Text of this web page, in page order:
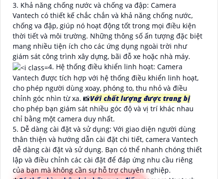
3. Khả năng chống nước và chống va đập: Camera
Vantech có thiết kế chắc chắn và khả năng chống nước,
chống va đập, giúp nó hoạt động tốt trong mọi điều kiện
thời tiết và môi trường. Những thông số ấn tượng đặc biệt
mang nhiều tiện ích cho các ứng dụng ngoài trời như
giám sát công trình xây dựng, bãi đỗ xe hoặc nhà máy.
4. Hệ thống điều khiển linh hoạt: Camera
Vantech được tích hợp với hệ thống điều khiển linh hoạt,
cho phép người dùng xoay, phóng to, thu nhỏ và điều
chỉnh góc nhìn từ xa. 📸Với chất lượng được trang bị
cho phép bạn giám sát nhiều góc độ và vị trí khác nhau
chỉ bằng một camera duy nhất.
5. Dễ dàng cài đặt và sử dụng: Với giao diện người dùng
thân thiện và hướng dẫn cài đặt chi tiết, camera Vantech
dễ dàng cài đặt và sử dụng. Bạn có thể nhanh chóng thiết
lập và điều chỉnh các cài đặt để đáp ứng nhu cầu riêng
của bạn mà không cần sự hỗ trợ chuyên nghiệp.